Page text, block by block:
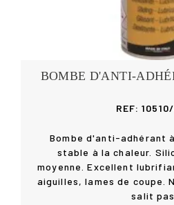
Acheter
BOMBE D'ANTI-
REF:
Bombe d'anti-adhérant
stable à la chaleur.
moyenne. Excellent
aiguilles, lames de coupe.
salit pas.